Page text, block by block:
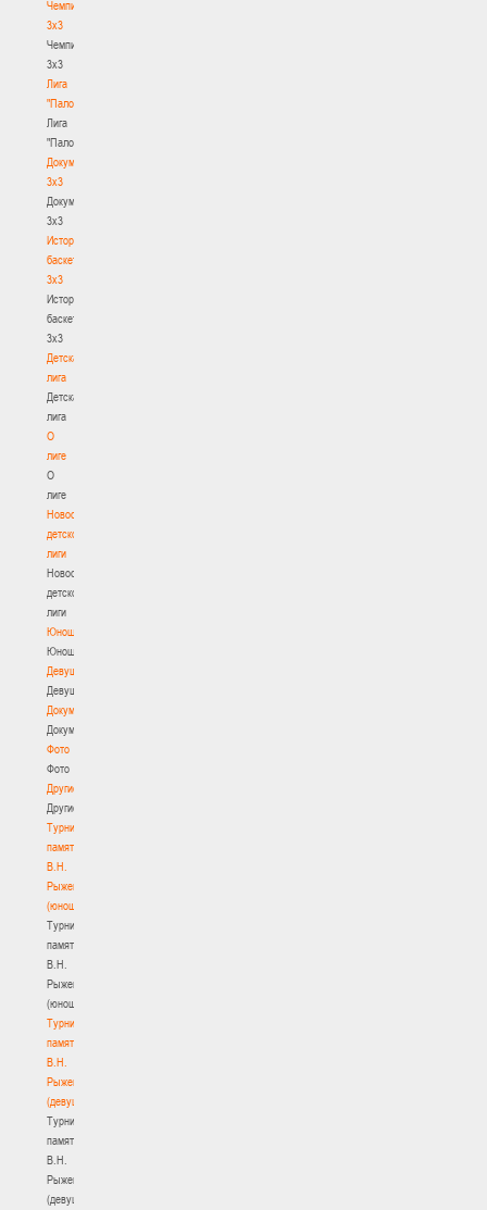
Чемпионат
3х3
Чемпионат
3х3
Лига
"Палова"
Лига
"Палова"
Документы
3х3
Документы
3х3
История
баскетбола
3х3
История
баскетбола
3х3
Детская
лига
Детская
лига
О
лиге
О
лиге
Новости
детской
лиги
Новости
детской
лиги
Юноши
Юноши
Девушки
Девушки
Документы
Документы
Фото
Фото
Другие
Другие
Турнир
памяти
В.Н.
Рыженкова
(юноши)
Турнир
памяти
В.Н.
Рыженкова
(юноши)
Турнир
памяти
В.Н.
Рыженкова
(девушки)
Турнир
памяти
В.Н.
Рыженкова
(девушки)